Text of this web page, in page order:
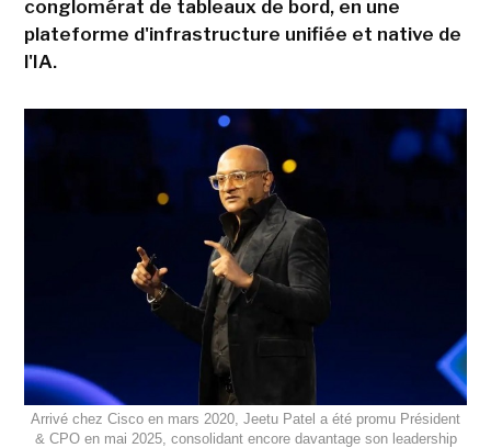
conglomérat de tableaux de bord, en une
plateforme d'infrastructure unifiée et native de
l'IA.
Arrivé chez Cisco en mars 2020, Jeetu Patel a été promu Président
& CPO en mai 2025, consolidant encore davantage son leadership